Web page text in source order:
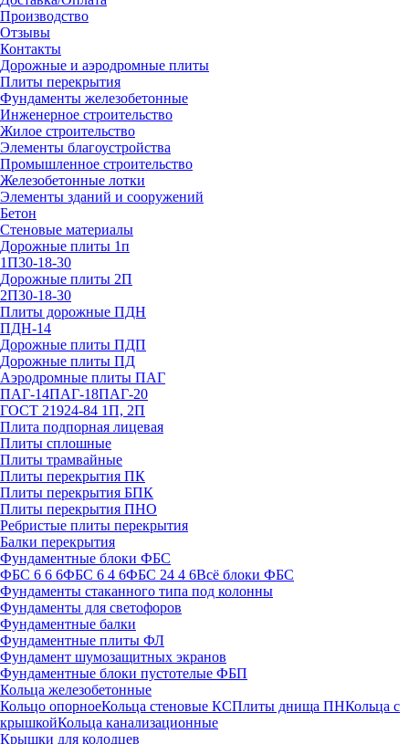
Производство
Отзывы
Контакты
Дорожные и аэродромные плиты
Плиты перекрытия
Фундаменты железобетонные
Инженерное строительство
Жилое строительство
Элементы благоустройства
Промышленное строительство
Железобетонные лотки
Элементы зданий и сооружений
Бетон
Стеновые материалы
Дорожные плиты 1п
1П30-18-30
Дорожные плиты 2П
2П30-18-30
Плиты дорожные ПДН
ПДН-14
Дорожные плиты ПДП
Дорожные плиты ПД
Аэродромные плиты ПАГ
ПАГ-14ПАГ-18ПАГ-20
ГОСТ 21924-84 1П, 2П
Плита подпорная лицевая
Плиты сплошные
Плиты трамвайные
Плиты перекрытия ПК
Плиты перекрытия БПК
Плиты перекрытия ПНО
Ребристые плиты перекрытия
Балки перекрытия
Фундаментные блоки ФБС
ФБС 6 6 6ФБС 6 4 6ФБС 24 4 6Всё блоки ФБС
Фундаменты стаканного типа под колонны
Фундаменты для светофоров
Фундаментные балки
Фундаментные плиты ФЛ
Фундамент шумозащитных экранов
Фундаментные блоки пустотелые ФБП
Кольца железобетонные
Кольцо опорноеКольца стеновые КСПлиты днища ПНКольца с
крышкойКольца канализационные
Крышки для колодцев